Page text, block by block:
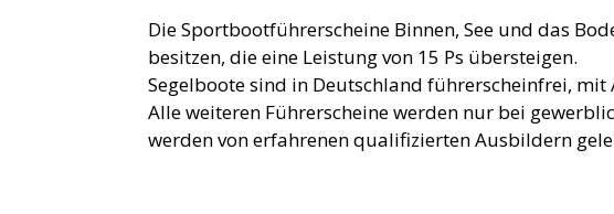
Die Sportbootführerscheine Binnen, See und das
besitzen, die eine Leistung von 15 Ps übersteigen.
Segelboote sind in Deutschland führerscheinfrei, mit
Alle weiteren Führerscheine werden nur bei
werden von erfahrenen qualifizierten Ausbildern